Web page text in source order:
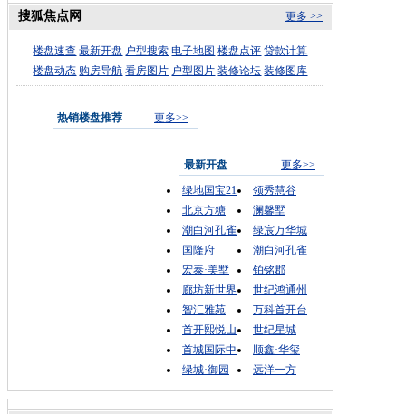
更多 >>
搜狐焦点网
楼盘速查 最新开盘 户型搜索 电子地图 楼盘点评 贷款计算
楼盘动态 购房导航 看房图片 户型图片 装修论坛 装修图库
热销楼盘推荐 更多>>
最新开盘
更多>>
绿地国宝21
领秀慧谷
北京方糖
澜馨墅
潮白河孔雀
绿宸万华城
国隆府
潮白河孔雀
宏泰·美墅
铂铭郡
廊坊新世界
世纪鸿通州
智汇雅苑
万科首开台
首开熙悦山
世纪星城
首城国际中
顺鑫·华玺
绿城·御园
远洋一方